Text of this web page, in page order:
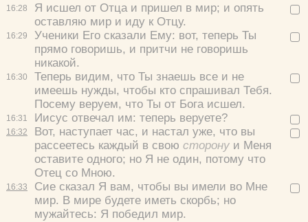
16:28
16:29
16:30
16:31
16:32
16:33
Я исшел от Отца и пришел в мир; и опять
оставляю мир и иду к Отцу.
Ученики Его сказали Ему: вот, теперь Ты
прямо говоришь, и притчи не говоришь
никакой.
Теперь видим, что Ты знаешь все и не
имеешь нужды, чтобы кто спрашивал Тебя.
Посему веруем, что Ты от Бога исшел.
Иисус отвечал им: теперь веруете?
Вот, наступает час, и настал уже, что вы
рассеетесь каждый в свою сторону и Меня
оставите одного; но Я не один, потому что
Отец со Мною.
Сие сказал Я вам, чтобы вы имели во Мне
мир. В мире будете иметь скорбь; но
мужайтесь: Я победил мир.